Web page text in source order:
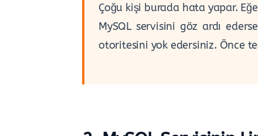
Çoğu kişi burada hata yapar.
MySQL servisini göz ardı
otoritesini yok edersiniz. Önce